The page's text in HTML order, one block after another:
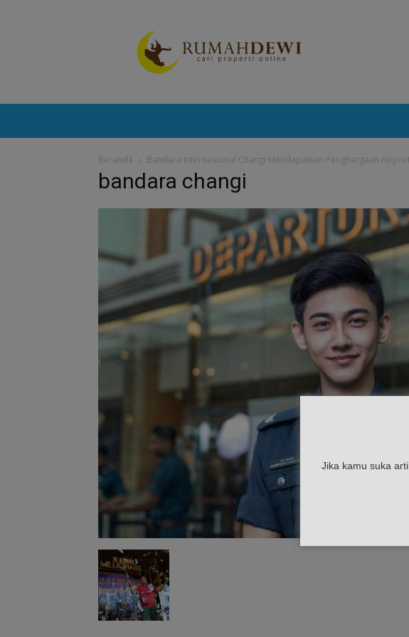
Berita
Properti
Terkini
Beranda Bandara Internasional Changi Mendapatkan Penghargaan
bandara changi
Jika kamu suka